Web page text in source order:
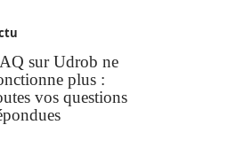
sur Udrob ne
plus :
vos questions